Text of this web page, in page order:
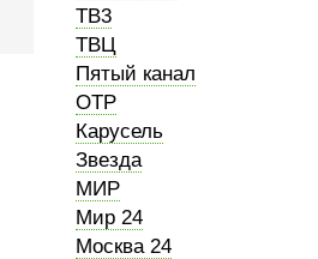
ТВ3
ТВЦ
Пятый канал
ОТР
Карусель
Звезда
МИР
Мир 24
Москва 24